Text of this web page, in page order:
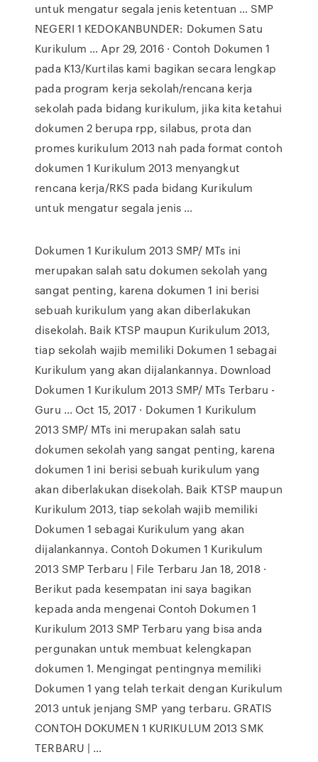
untuk mengatur segala jenis ketentuan … SMP
NEGERI 1 KEDOKANBUNDER: Dokumen Satu
Kurikulum … Apr 29, 2016 · Contoh Dokumen 1
pada K13/Kurtilas kami bagikan secara lengkap
pada program kerja sekolah/rencana kerja
sekolah pada bidang kurikulum, jika kita ketahui
dokumen 2 berupa rpp, silabus, prota dan
promes kurikulum 2013 nah pada format contoh
dokumen 1 Kurikulum 2013 menyangkut
rencana kerja/RKS pada bidang Kurikulum
untuk mengatur segala jenis …
Dokumen 1 Kurikulum 2013 SMP/ MTs ini
merupakan salah satu dokumen sekolah yang
sangat penting, karena dokumen 1 ini berisi
sebuah kurikulum yang akan diberlakukan
disekolah. Baik KTSP maupun Kurikulum 2013,
tiap sekolah wajib memiliki Dokumen 1 sebagai
Kurikulum yang akan dijalankannya. Download
Dokumen 1 Kurikulum 2013 SMP/ MTs Terbaru -
Guru ... Oct 15, 2017 · Dokumen 1 Kurikulum
2013 SMP/ MTs ini merupakan salah satu
dokumen sekolah yang sangat penting, karena
dokumen 1 ini berisi sebuah kurikulum yang
akan diberlakukan disekolah. Baik KTSP maupun
Kurikulum 2013, tiap sekolah wajib memiliki
Dokumen 1 sebagai Kurikulum yang akan
dijalankannya. Contoh Dokumen 1 Kurikulum
2013 SMP Terbaru | File Terbaru Jan 18, 2018 ·
Berikut pada kesempatan ini saya bagikan
kepada anda mengenai Contoh Dokumen 1
Kurikulum 2013 SMP Terbaru yang bisa anda
pergunakan untuk membuat kelengkapan
dokumen 1. Mengingat pentingnya memiliki
Dokumen 1 yang telah terkait dengan Kurikulum
2013 untuk jenjang SMP yang terbaru. GRATIS
CONTOH DOKUMEN 1 KURIKULUM 2013 SMK
TERBARU | …